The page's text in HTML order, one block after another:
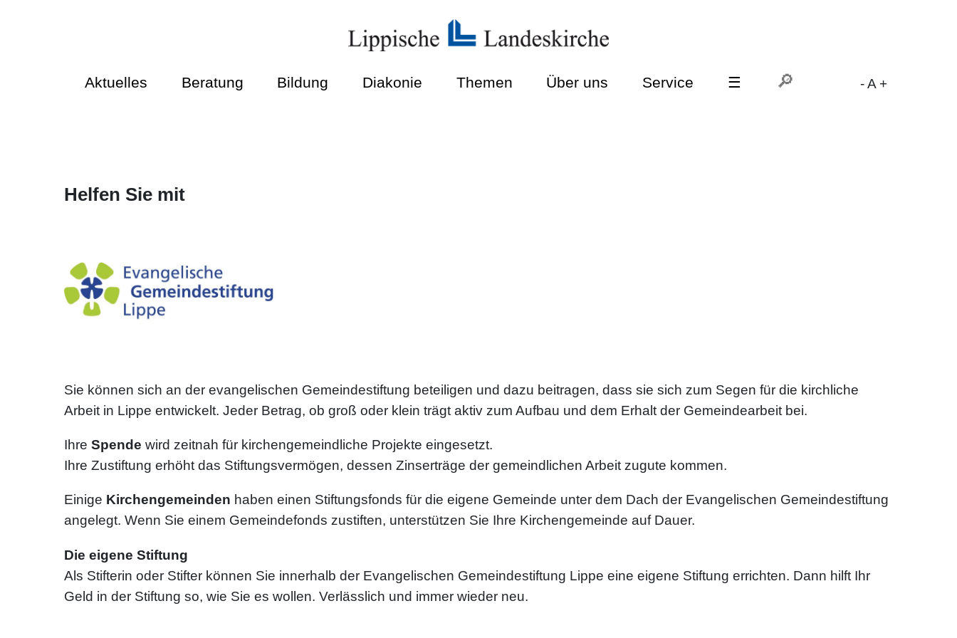
Aktuelles Beratung Bildung Diakonie Themen Über uns Service ☰ - A +
Helfen Sie mit
Sie können sich an der evangelischen Gemeindestiftung beteiligen und dazu beitragen, dass sie sich zum Segen für die kirchliche
Arbeit in Lippe entwickelt. Jeder Betrag, ob groß oder klein trägt aktiv zum Aufbau und dem Erhalt der Gemeindearbeit bei.
IhreSpende wird zeitnah für kirchengemeindliche Projekte eingesetzt.
Ihre Zustiftung erhöht das Stiftungsvermögen, dessen Zinserträge der gemeindlichen Arbeit zugute kommen.
Einige Kirchengemeinden haben einen Stiftungsfonds für die eigene Gemeinde unter dem Dach der Evangelischen Gemeindestiftung
angelegt. Wenn Sie einem Gemeindefonds zustiften, unterstützen Sie Ihre Kirchengemeinde auf Dauer.
Die eigene Stiftung
Als Stifterin oder Stifter können Sie innerhalb der Evangelischen Gemeindestiftung Lippe eine eigene Stiftung errichten. Dann hilft Ihr
Geld in der Stiftung so, wie Sie es wollen. Verlässlich und immer wieder neu.